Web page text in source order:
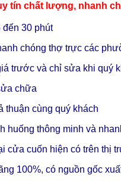
tín chất lượng, nhanh
đến 30 phút
chóng thợ trực các
trước và chỉ sửa khi
chữa
thuận cùng quý khách
huống thông minh và
cửa cuốn hiện có trên thị
100%, có nguồn gốc